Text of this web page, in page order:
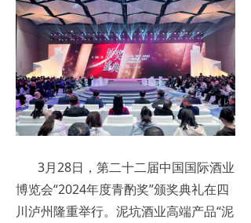
新闻资讯
联系我们
在线留言
3月28日，第二十二届中国国际酒业
博览会“2024年度青酌奖”颁奖典礼在四
川泸州隆重举行。泥坑酒业高端产品“泥